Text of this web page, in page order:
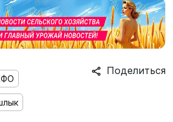
Поделиться